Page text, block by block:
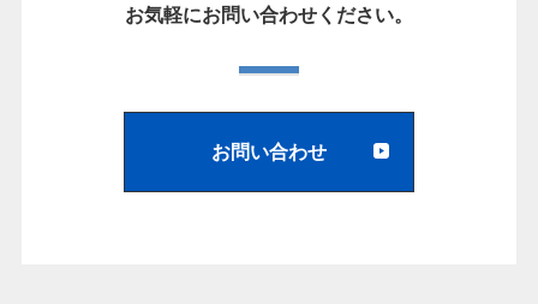
お気軽にお問い合わせください。
お問い合わせ